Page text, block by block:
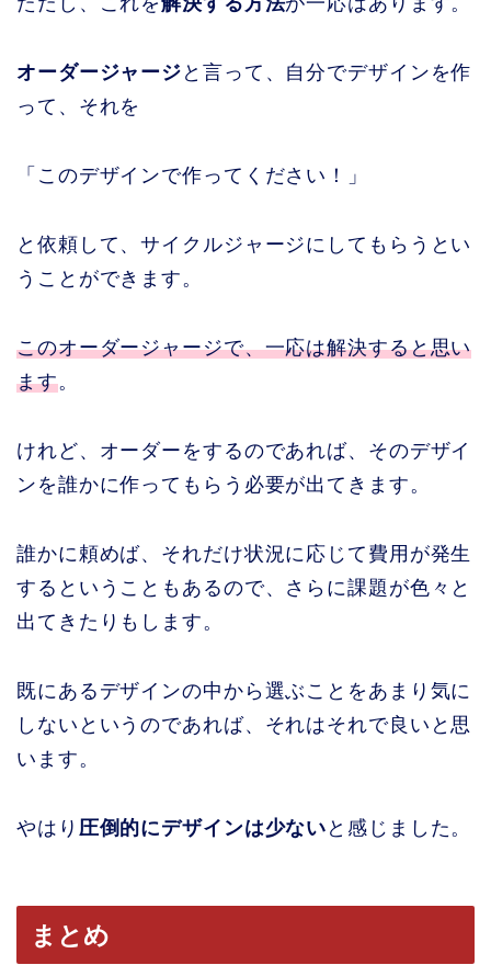
オーダージャージ と言って、自分でデザインを作
って、それを
「このデザインで作ってください！」
と依頼して、サイクルジャージにしてもらうとい
うことができます。
このオーダージャージで、一応は解決すると思い
ます。
けれど、オーダーをするのであれば、そのデザイ
ンを誰かに作ってもらう必要が出てきます。
誰かに頼めば、それだけ状況に応じて費用が発生
するということもあるので、さらに課題が色々と
出てきたりもします。
既にあるデザインの中から選ぶことをあまり気に
しないというのであれば、それはそれで良いと思
います。
やはり 圧倒的にデザインは少ない と感じました。
まとめ